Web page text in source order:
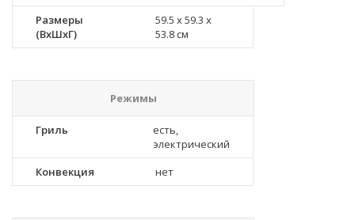
Размеры
(ВхШхГ)
59.5 х 59.3 x
53.8 см
Режимы
Гриль
есть,
электрический
Конвекция
нет